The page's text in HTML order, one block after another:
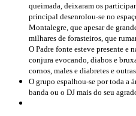
queimada, deixaram os
principal desenrolou-se no
Montalegre, que apesar de
milhares de forasteiros, que
O Padre fonte esteve presente e
conjura evocando, diabos e
cornos, males e diabretes e
O grupo espalhou-se por toda a
banda ou o DJ mais do seu